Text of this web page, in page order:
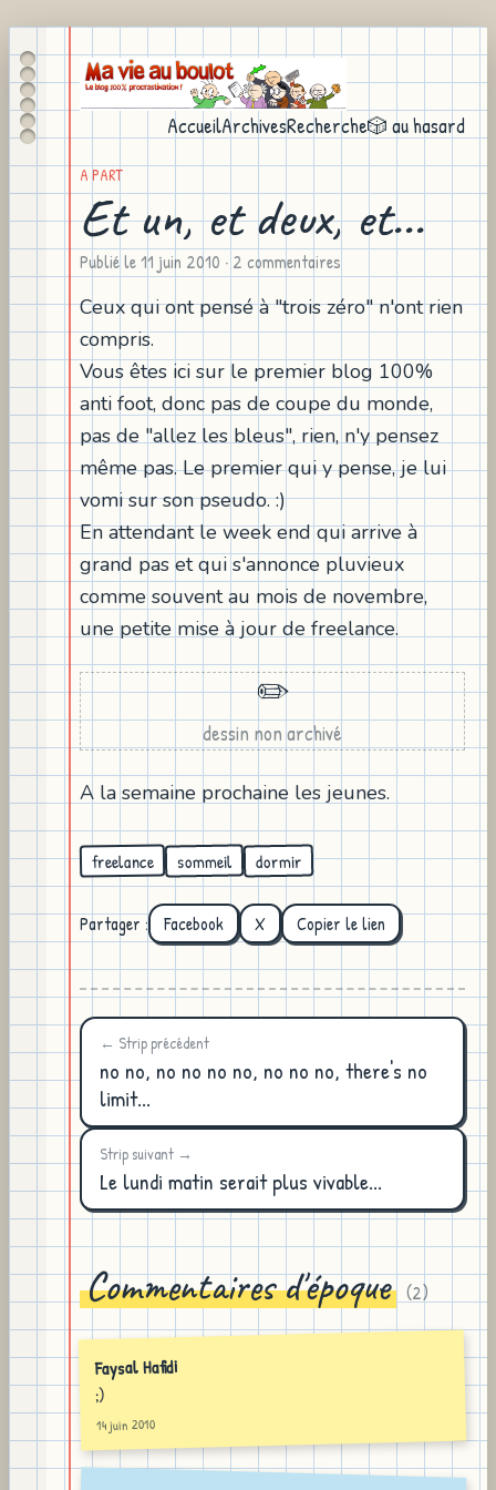
AccueilArchivesRecherche🎲 au hasard
A PART
Et un, et deux, et...
Publié le11 juin 2010 · 2 commentaires
Ceux qui ont pensé à "trois zéro" n'ont rien
compris.
Vous êtes ici sur le premier blog 100%
anti foot, donc pas de coupe du monde,
pas de "allez les bleus", rien, n'y pensez
même pas. Le premier qui y pense, je lui
vomi sur son pseudo. :)
En attendant le week end qui arrive à
grand pas et qui s'annonce pluvieux
comme souvent au mois de novembre,
une petite mise à jour de freelance.
✏️
dessin non archivé
A la semaine prochaine les jeunes.
freelance sommeil dormir
Partager : Facebook X Copier le lien
← Strip précédent
no no, no no no no, no no no, there's no
limit...
Strip suivant →
Le lundi matin serait plus vivable...
Commentaires d'époque (2)
Faysal Hafidi
;)
14 juin 2010